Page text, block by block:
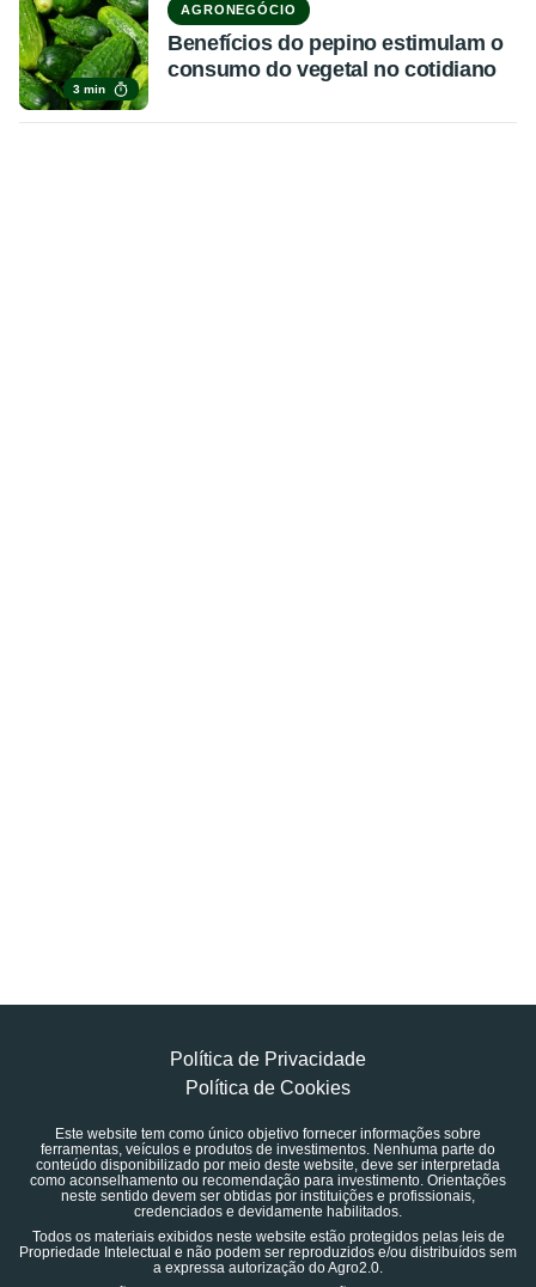
3 min
AGRONEGÓCIO
Benefícios do pepino estimulam o
consumo do vegetal no cotidiano
Política de Privacidade
Política de Cookies
Este website tem como único objetivo fornecer informações sobre
ferramentas, veículos e produtos de investimentos. Nenhuma parte do
conteúdo disponibilizado por meio deste website, deve ser interpretada
como aconselhamento ou recomendação para investimento. Orientações
neste sentido devem ser obtidas por instituições e profissionais,
credenciados e devidamente habilitados.
Todos os materiais exibidos neste website estão protegidos pelas leis de
Propriedade Intelectual e não podem ser reproduzidos e/ou distribuídos sem
a expressa autorização do Agro2.0.